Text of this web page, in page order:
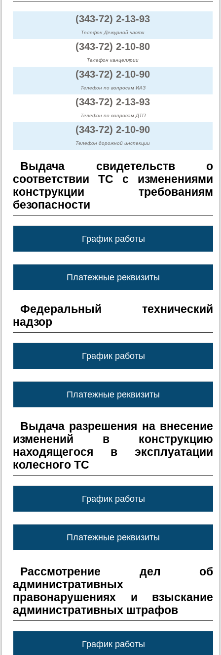
(343-72) 2-13-93
Телефон Дежурной части
(343-72) 2-10-80
Телефон канцелярии
(343-72) 2-10-90
Телефон по вопросам ИАЗ
(343-72) 2-13-93
Телефон по вопросам ДТП
(343-72) 2-10-90
Телефон дорожной инспекции
Выдача свидетельств о
соответствии ТС с изменениями
конструкции требованиям
безопасности
График работы
Платежные реквизиты
Федеральный технический
надзор
График работы
Платежные реквизиты
Выдача разрешения на внесение
изменений в конструкцию
находящегося в эксплуатации
колесного ТС
График работы
Платежные реквизиты
Рассмотрение дел об
административных
правонарушениях и взыскание
административных штрафов
График работы